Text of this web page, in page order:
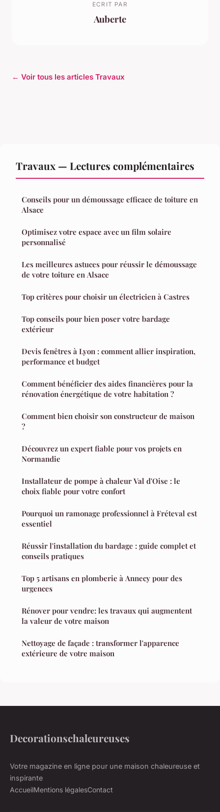
ECRIT PAR
Auberte
← Voir tous les articles Travaux
Travaux — Lectures complémentaires
Conseils pour un démoussage efficace de toiture en
Alsace
Optimisez votre espace avec un film solaire
personnalisé
Les meilleures astuces pour réussir le démoussage
de votre toiture en Alsace
Top critères pour choisir un électricien à Castres
Top conseils pour bien poser votre bardage
extérieur
Devis fenêtres à Lyon : comment allier inspiration,
performance et budget
Comment bénéficier des aides financières pour la
rénovation énergétique de votre habitation ?
Comment bien choisir son constructeur de maison
?
Découvrez un expert fiable pour vos projets en
Normandie
Installateur de pompe à chaleur Val d'Oise : le
choix fiable pour votre confort
Pourquoi un ramonage professionnel à Fréteval est
essentiel
Réussir l'installation du bardage : guide complet et
conseils pratiques
Top 5 artisans en plomberie à Annecy pour des
urgences
Rénover pour vendre: les travaux qui augmentent
la valeur de votre maison
Nettoyage de façade : transformer l'apparence
extérieure de votre maison
Decorationschaleureuses
Votre magazine en ligne pour une maison chaleureuse et
inspirante
AccueilMentions légalesContact